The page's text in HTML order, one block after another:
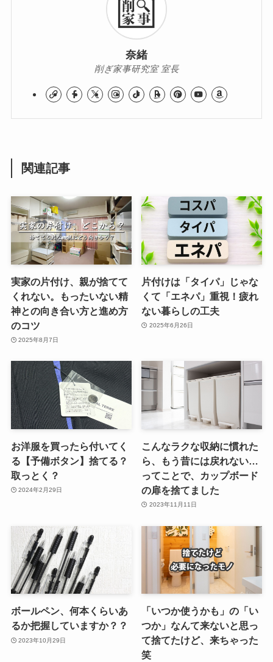
奈緒
削ぎ家事研究室 室長
関連記事
実家の片付け、親が捨てて
くれない。もったいない精
神との向き合い方と進め方
のコツ
2025年8月7日
片付けは「タイパ」じゃな
くて「エネパ」重視！疲れ
ない暮らしの工夫
2025年6月26日
お洋服を買ったら付いてく
る【予備ボタン】捨てる？
取っとく？
2024年2月29日
こんなラクな収納に慣れた
ら、もう昔には戻れない…
ってことで、カップボード
の扉を捨てました
2023年11月11日
ボールペン、何本くらいあ
るか把握していますか？？
2023年10月29日
「いつか使うかも」の「い
つか」なんて来ないと思っ
て捨てたけど、来ちゃった
笑